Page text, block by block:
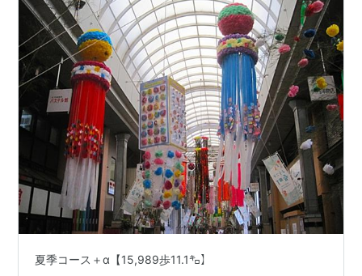
夏季コース＋α【15,989歩11.1㌔】